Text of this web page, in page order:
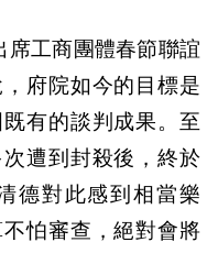
席工商團體春節聯誼
府院如今的目標是
有的談判成果。至
遭到封殺後，終於
德對此感到相當樂
怕審查，絕對會將